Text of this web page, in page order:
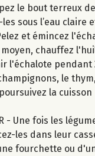
le bout terreux
sous l’eau claire
et émincez
moyen, chauffez
l'échalote pendant
le
la
- Une fois les
les dans leur
fourchette ou